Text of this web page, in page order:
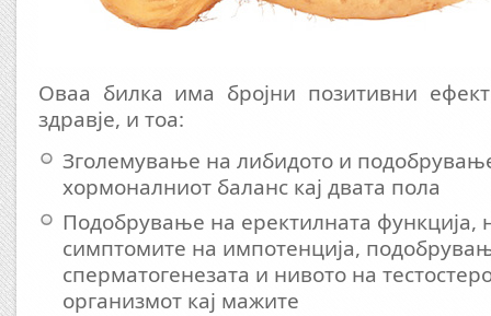
Оваа билка има бројни позитивни
здравје, и тоа:
Зголемување на либидото и
хормоналниот баланс кај двата пола
Подобрување на еректилната
симптомите на импотенција,
сперматогенезата и нивото на
организмот кај мажите